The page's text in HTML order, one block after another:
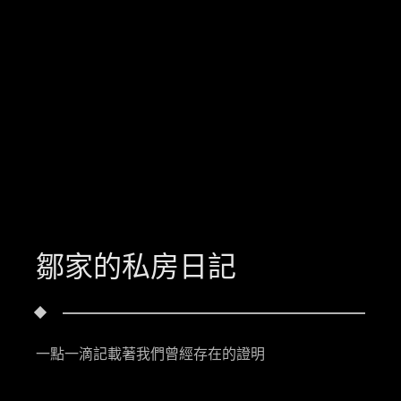
鄒家的私房日記
一點一滴記載著我們曾經存在的證明